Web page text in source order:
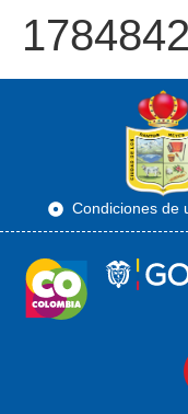
Condiciones de